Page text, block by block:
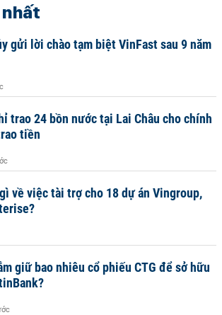
gửi lời chào tạm biệt VinFast sau 9 năm
trao 24 bồn nước tại Lai Châu cho chính
tiền
về việc tài trợ cho 18 dự án Vingroup,
giữ bao nhiêu cổ phiếu CTG để sở hữu